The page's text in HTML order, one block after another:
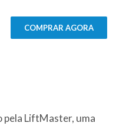
COMPRAR AGORA
pela LiftMaster, uma